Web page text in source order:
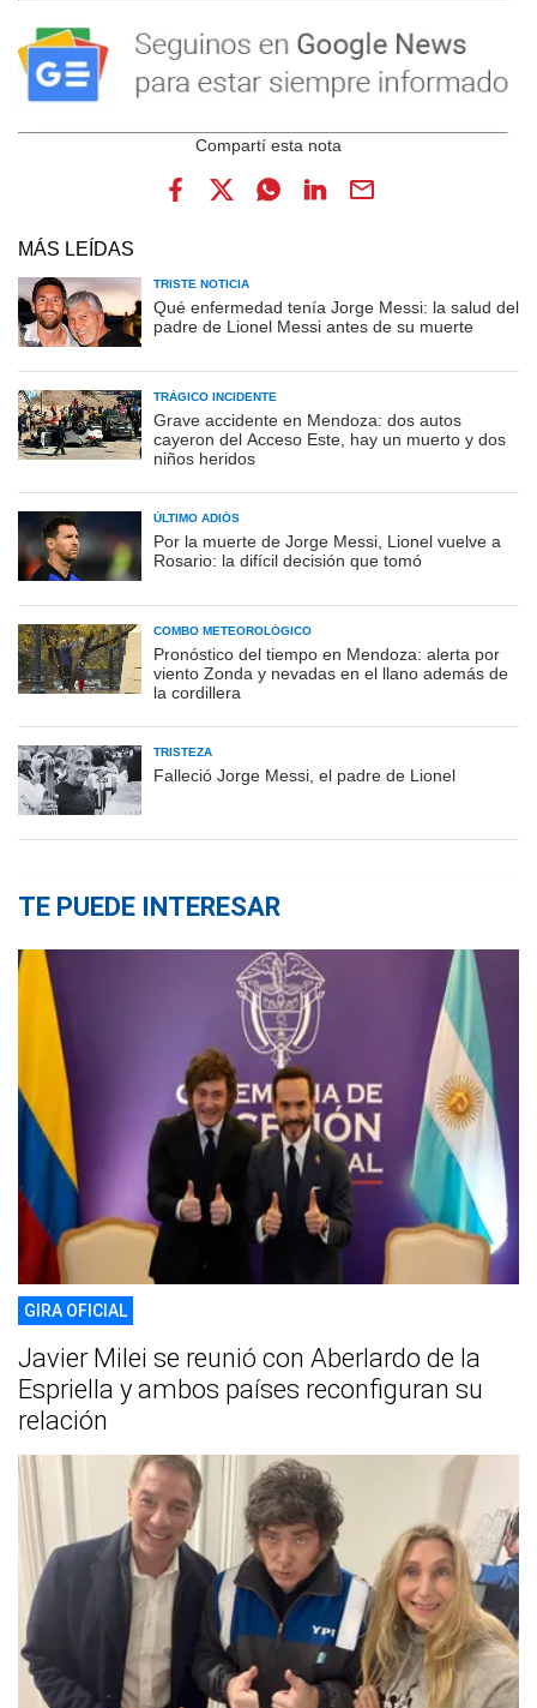
MÁS LEÍDAS
TRISTE NOTICIA
Qué enfermedad tenía Jorge Messi: la salud del
padre de Lionel Messi antes de su muerte
TRÁGICO INCIDENTE
Grave accidente en Mendoza: dos autos
cayeron del Acceso Este, hay un muerto y dos
niños heridos
ÚLTIMO ADIÓS
Por la muerte de Jorge Messi, Lionel vuelve a
Rosario: la difícil decisión que tomó
COMBO METEOROLÓGICO
Pronóstico del tiempo en Mendoza: alerta por
viento Zonda y nevadas en el llano además de
la cordillera
TRISTEZA
Falleció Jorge Messi, el padre de Lionel
TE PUEDE INTERESAR
GIRA OFICIAL
Javier Milei se reunió con Aberlardo de la
Espriella y ambos países reconfiguran su
relación